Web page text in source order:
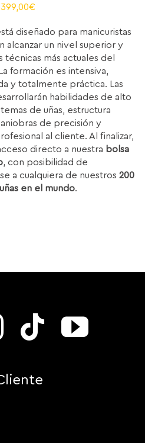
€
actual
es:
1.399,00€.
diseñado para manicuristas
alcanzar un nivel superior y
técnicas más actuales del
formación es intensiva,
y totalmente práctica. Las
habilidades de alto
de uñas, estructura
de precisión y
al cliente. Al finalizar,
directo a nuestra bolsa
, con posibilidad de
a cualquiera de nuestros200
en el mundo.